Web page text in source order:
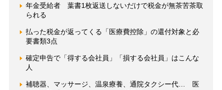
年金受給者 葉書1枚返送しないだけで税金が無茶苦茶取
られる
払った税金が返ってくる「医療費控除」の還付対象と必
要書類3点
確定申告で「得する会社員」「損する会社員」はこんな
人
補聴器、マッサージ、温泉療養、通院タクシー代… 医